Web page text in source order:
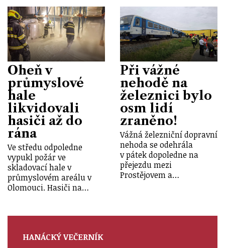
Oheň v
průmyslové
hale
likvidovali
hasiči až do
rána
Ve středu odpoledne
vypukl požár ve
skladovací hale v
průmyslovém areálu v
Olomouci. Hasiči na…
Při vážné
nehodě na
železnici bylo
osm lidí
zraněno!
Vážná železniční dopravní
nehoda se odehrála
v pátek dopoledne na
přejezdu mezi
Prostějovem a…
HANÁCKÝ VEČERNÍK